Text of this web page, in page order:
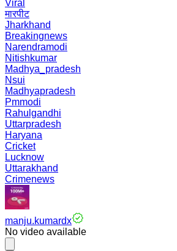
Viral
मारपीट
Jharkhand
Breakingnews
Narendramodi
Nitishkumar
Madhya_pradesh
Nsui
Madhyapradesh
Pmmodi
Rahulgandhi
Uttarpradesh
Haryana
Cricket
Lucknow
Uttarakhand
Crimenews
manju.kumardx
No video available